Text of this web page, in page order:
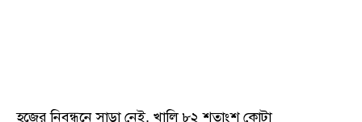
হজের নিবন্ধনে সাড়া নেই, খালি ৮২ শতাংশ কোটা